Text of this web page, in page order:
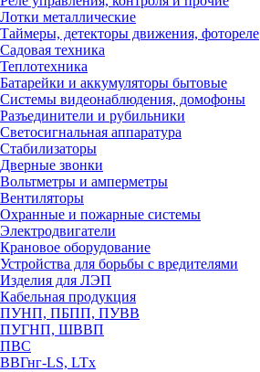
Лотки металлические
Таймеры, детекторы движения, фотореле
Садовая техника
Теплотехника
Батарейки и аккумуляторы бытовые
Системы видеонаблюдения, домофоны
Разъединители и рубильники
Светосигнальная аппаратура
Стабилизаторы
Дверные звонки
Вольтметры и амперметры
Вентиляторы
Охранные и пожарные системы
Электродвигатели
Крановое оборудование
Устройства для борьбы с вредителями
Изделия для ЛЭП
Кабельная продукция
ПУНП, ПБПП, ПУВВ
ПУГНП, ШВВП
ПВС
ВВГнг-LS, LTx